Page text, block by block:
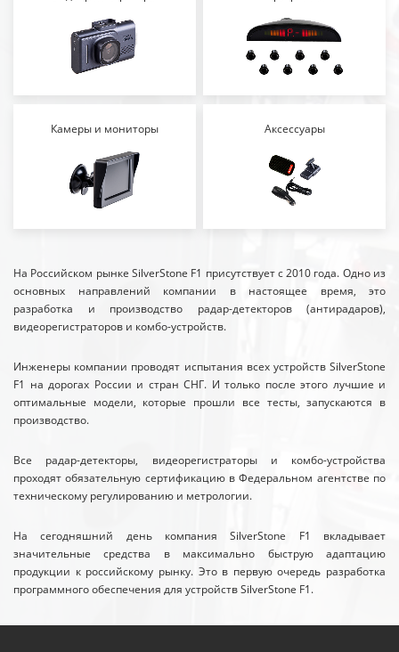
Камеры и мониторы Аксессуары
На Российском рынке SilverStone F1 присутствует с 2010 года. Одно из
основных направлений компании в настоящее время, это
разработка и производство радар-детекторов (антирадаров),
видеорегистраторов и комбо-устройств.
Инженеры компании проводят испытания всех устройств SilverStone
F1 на дорогах России и стран СНГ. И только после этого лучшие и
оптимальные модели, которые прошли все тесты, запускаются в
производство.
Все радар-детекторы, видеорегистраторы и комбо-устройства
проходят обязательную сертификацию в Федеральном агентстве по
техническому регулированию и метрологии.
На сегодняшний день компания SilverStone F1 вкладывает
значительные средства в максимально быструю адаптацию
продукции к российскому рынку. Это в первую очередь разработка
программного обеспечения для устройств SilverStone F1.